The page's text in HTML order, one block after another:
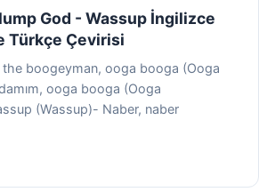
God - Wassup İngilizce
Türkçe Çevirisi
the boogeyman, ooga booga (Ooga
ooga booga (Ooga
(Wassup)- Naber, naber